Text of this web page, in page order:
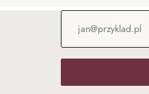
Adres e-mail